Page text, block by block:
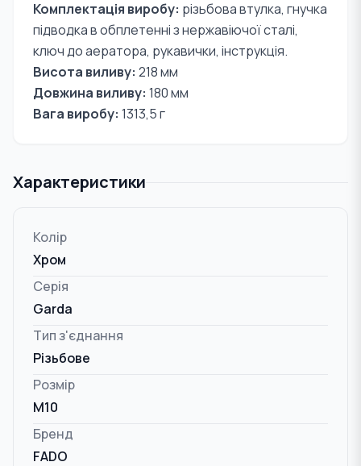
Комплектація виробу: різьбова втулка, гнучка
підводка в обплетенні з нержавіючої сталі,
ключ до аератора, рукавички, інструкція.
Висота виливу: 218 мм
Довжина виливу: 180 мм
Вага виробу: 1313,5 г
Характеристики
Колір
Хром
Серія
Garda
Тип з'єднання
Різьбове
Розмір
M10
Бренд
FADO